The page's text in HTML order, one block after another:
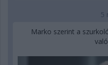
5
Marko szerint a